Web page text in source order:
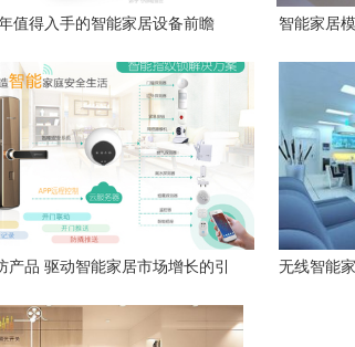
值得入手的智能家居设备前瞻
智能家居
产品 驱动智能家居市场增长的引
无线智能